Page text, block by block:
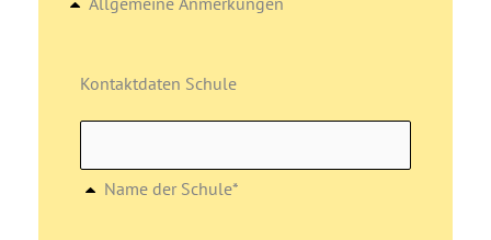
Kontaktdaten Schule
Name der Schule*